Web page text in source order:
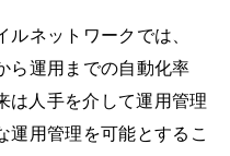
ネットワークでは、
ら運用までの自動化率
は人手を介して運用管理
運用管理を可能とするこ